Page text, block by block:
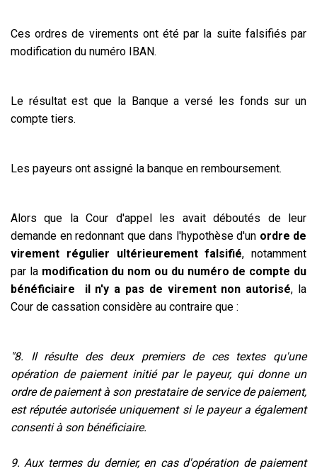
Ces ordres de virements ont été par la suite falsifiés par
modification du numéro IBAN.
Le résultat est que la Banque a versé les fonds sur un
compte tiers.
Les payeurs ont assigné la banque en remboursement.
Alors que la Cour d'appel les avait déboutés de leur
demande en redonnant que dans l'hypothèse d'un ordre de
virement régulier ultérieurement falsifié, notamment
par la modification du nom ou du numéro de compte du
bénéficiaire il n'y a pas de virement non autorisé, la
Cour de cassation considère au contraire que :
"8. Il résulte des deux premiers de ces textes qu'une
opération de paiement initié par le payeur, qui donne un
ordre de paiement à son prestataire de service de paiement,
est réputée autorisée uniquement si le payeur a également
consenti à son bénéficiaire.
9. Aux termes du dernier, en cas d'opération de paiement